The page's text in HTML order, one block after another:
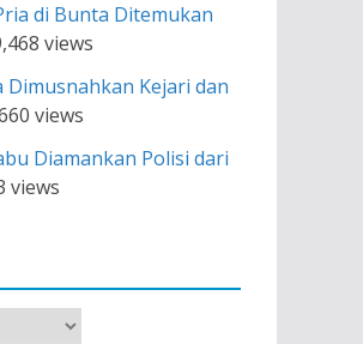
di Bunta Ditemukan
views
Dimusnahkan Kejari dan
views
Diamankan Polisi dari
views